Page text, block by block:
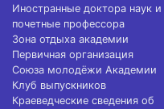
Иностранные доктора наук и
почетные профессора
Зона отдыха академии
Первичная организация
Союза молодёжи Академии
Клуб выпускников
Краеведческие сведения об